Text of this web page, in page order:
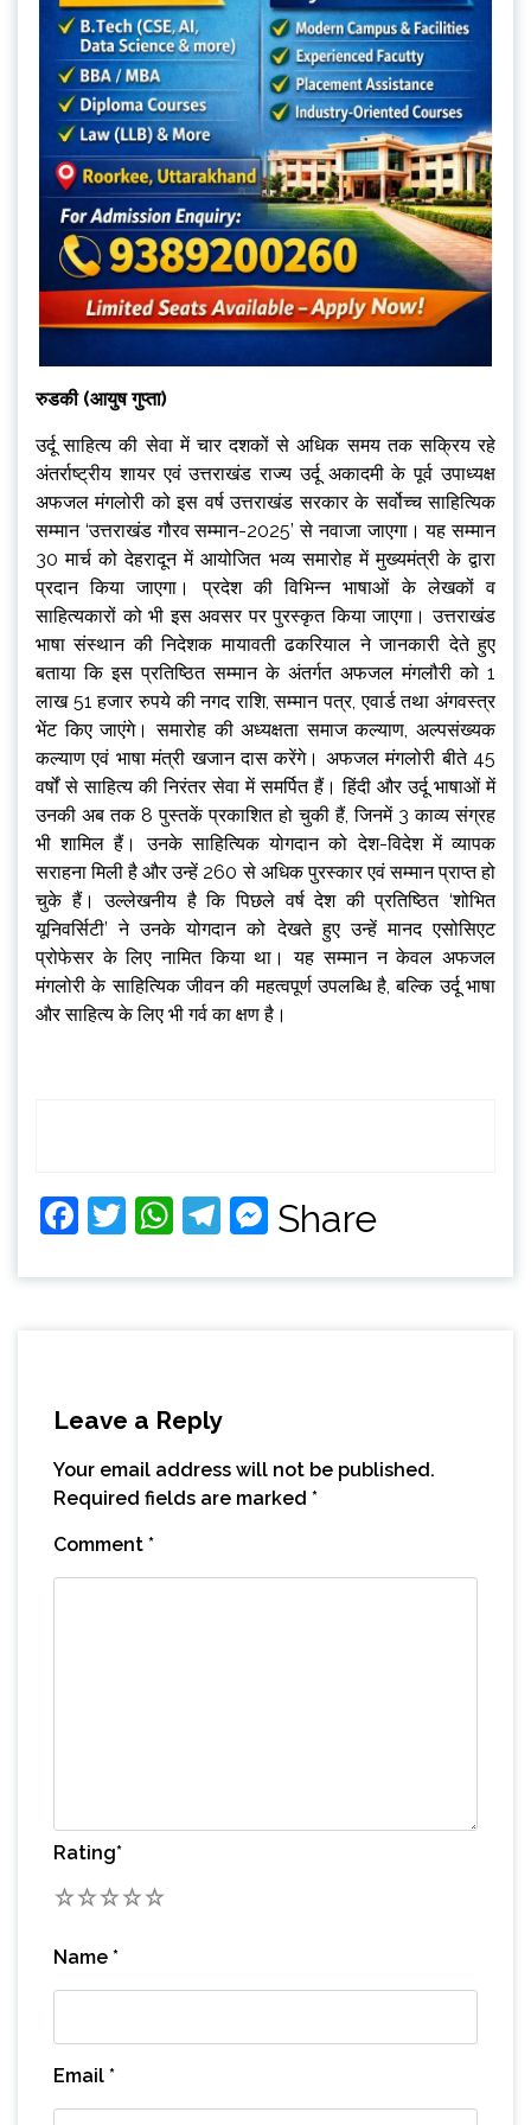
रुडकी (आयुष गुप्ता)
उर्दू साहित्य की सेवा में चार दशकों से अधिक समय तक सक्रिय रहे
अंतर्राष्ट्रीय शायर एवं उत्तराखंड राज्य उर्दू अकादमी के पूर्व उपाध्यक्ष
अफजल मंगलोरी को इस वर्ष उत्तराखंड सरकार के सर्वोच्च साहित्यिक
सम्मान ‘उत्तराखंड गौरव सम्मान-2025’ से नवाजा जाएगा। यह सम्मान
30 मार्च को देहरादून में आयोजित भव्य समारोह में मुख्यमंत्री के द्वारा
प्रदान किया जाएगा। प्रदेश की विभिन्न भाषाओं के लेखकों व
साहित्यकारों को भी इस अवसर पर पुरस्कृत किया जाएगा। उत्तराखंड
भाषा संस्थान की निदेशक मायावती ढकरियाल ने जानकारी देते हुए
बताया कि इस प्रतिष्ठित सम्मान के अंतर्गत अफजल मंगलौरी को 1
लाख 51 हजार रुपये की नगद राशि, सम्मान पत्र, एवार्ड तथा अंगवस्त्र
भेंट किए जाएंगे। समारोह की अध्यक्षता समाज कल्याण, अल्पसंख्यक
कल्याण एवं भाषा मंत्री खजान दास करेंगे। अफजल मंगलोरी बीते 45
वर्षों से साहित्य की निरंतर सेवा में समर्पित हैं। हिंदी और उर्दू भाषाओं में
उनकी अब तक 8 पुस्तकें प्रकाशित हो चुकी हैं, जिनमें 3 काव्य संग्रह
भी शामिल हैं। उनके साहित्यिक योगदान को देश-विदेश में व्यापक
सराहना मिली है और उन्हें 260 से अधिक पुरस्कार एवं सम्मान प्राप्त हो
चुके हैं। उल्लेखनीय है कि पिछले वर्ष देश की प्रतिष्ठित ‘शोभित
यूनिवर्सिटी’ ने उनके योगदान को देखते हुए उन्हें मानद एसोसिएट
प्रोफेसर के लिए नामित किया था। यह सम्मान न केवल अफजल
मंगलोरी के साहित्यिक जीवन की महत्वपूर्ण उपलब्धि है, बल्कि उर्दू भाषा
और साहित्य के लिए भी गर्व का क्षण है।
Facebook
Twitter
WhatsApp
Telegram
Messenger
Share
Leave a Reply
Your email address will not be published.
Required fields are marked *
Comment *
Rating*
5
4
3
2
Name *
Email *